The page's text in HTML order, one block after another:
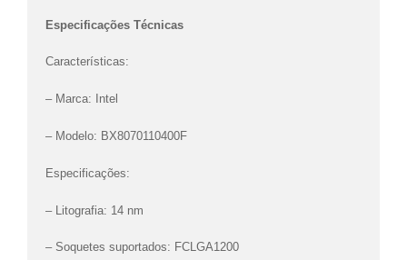
Especificações Técnicas
Características:
– Marca: Intel
– Modelo: BX8070110400F
Especificações:
– Litografia: 14 nm
– Soquetes suportados: FCLGA1200